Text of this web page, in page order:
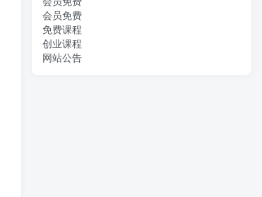
会员免费
免费课程
创业课程
网站公告